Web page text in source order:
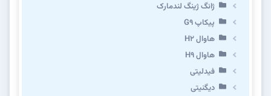
ژانگ ژینگ لندمارک
پیکاپ G۹
هاوال H۲
هاوال H۹
فیدلیتی
دیگنیتی